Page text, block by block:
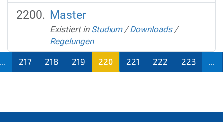
Master
Existiert in Studium /Downloads /
Regelungen
217 218 219
220
221 222 223 ...